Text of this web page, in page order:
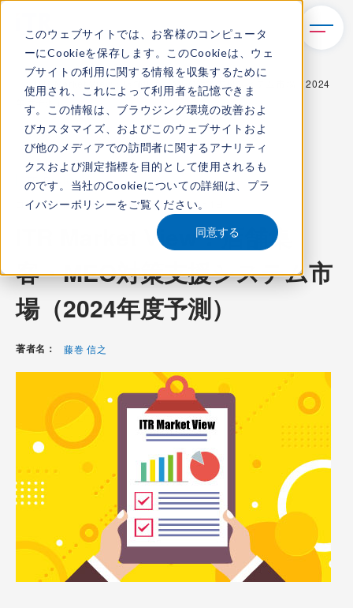
このウェブサイトでは、お客様のコンピュータ
ーにCookieを保存します。このCookieは、ウェ
ブサイトの利用に関する情報を収集するために
使用され、これによって利用者を記憶できま
す。この情報は、ブラウジング環境の改善およ
びカスタマイズ、およびこのウェブサイトおよ
び他のメディアでの訪問者に関するアナリティ
クスおよび測定指標を目的として使用されるも
のです。当社のCookieについての詳細は、 プラ
イバシーポリシーをご覧ください。
同意する
TOP
レポート・ライブラリ
ITR Market View：店舗集客・MEO対策支援システム市場（2024
年度予測）
ITR Review
コンテンツ番号：R-22505V発刊日：2025年5月1日
ITR Market View：店舗集
客・MEO対策支援システム市
場（2024年度予測）
著者名： 藤巻 信之